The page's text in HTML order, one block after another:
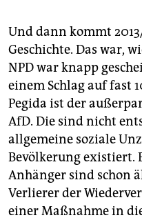
Und dann kommt
Geschichte. Das war,
NPD war knapp
einem Schlag auf fast
Pegida ist der
AfD. Die sind nicht
allgemeine soziale
Bevölkerung existiert.
Anhänger sind schon
Verlierer der
einer Maßnahme in